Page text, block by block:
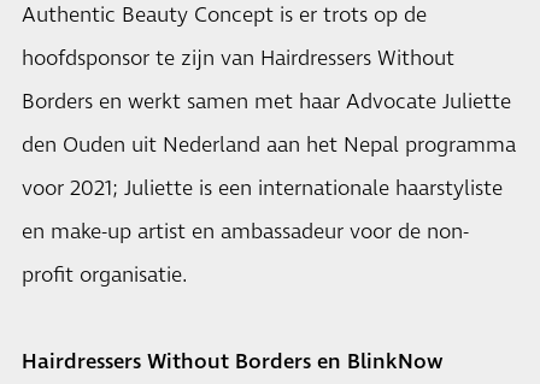
Authentic Beauty Concept is er trots op de
hoofdsponsor te zijn van Hairdressers Without
Borders en werkt samen met haar Advocate Juliette
den Ouden uit Nederland aan het Nepal programma
voor 2021; Juliette is een internationale haarstyliste
en make-up artist en ambassadeur voor de non-
profit organisatie.
Hairdressers Without Borders en BlinkNow